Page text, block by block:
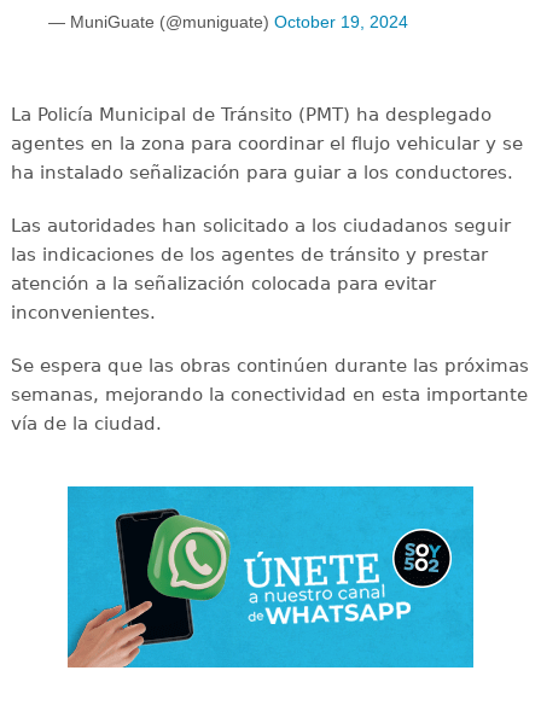
— MuniGuate (@muniguate) October 19, 2024
La Policía Municipal de Tránsito (PMT) ha desplegado
agentes en la zona para coordinar el flujo vehicular y se
ha instalado señalización para guiar a los conductores.
Las autoridades han solicitado a los ciudadanos seguir
las indicaciones de los agentes de tránsito y prestar
atención a la señalización colocada para evitar
inconvenientes.
Se espera que las obras continúen durante las próximas
semanas, mejorando la conectividad en esta importante
vía de la ciudad.